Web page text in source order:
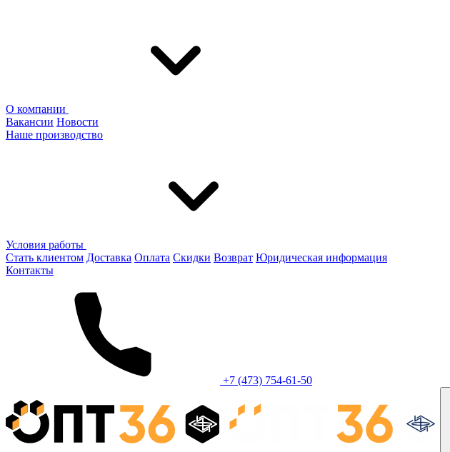
О компании
Вакансии Новости
Наше производство
Условия работы
Стать клиентом Доставка Оплата Скидки Возврат Юридическая информация
Контакты
+7 (473) 754-61-50